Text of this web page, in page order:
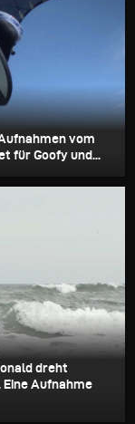
vom
für Goofy und...
dreht
Aufnahme